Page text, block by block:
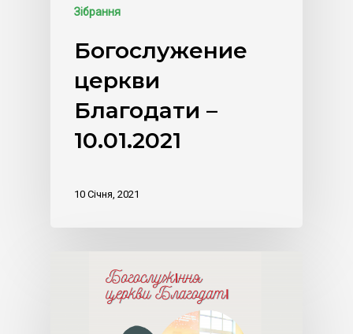
Зібрання
Богослужение
церкви
Благодати –
10.01.2021
10 Січня, 2021